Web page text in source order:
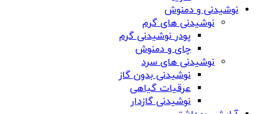
نوشیدنی و دمنوش
نوشیدنی های گرم
پودر نوشیدنی گرم
چای و دمنوش
نوشیدنی های سرد
نوشیدنی بدون گاز
عرقیات گیاهی
نوشیدنی گازدار